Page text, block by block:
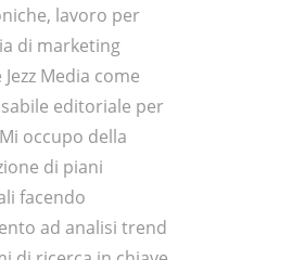
lavoro per
di marketing
Media come
editoriale per
occupo della
di piani
facendo
ad analisi trend